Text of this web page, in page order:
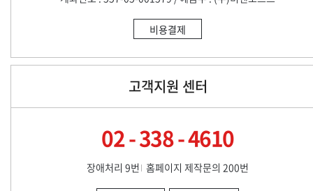
비용결제
고객지원 센터
02 - 338 - 4610
장애처리 9번 홈페이지 제작문의 200번